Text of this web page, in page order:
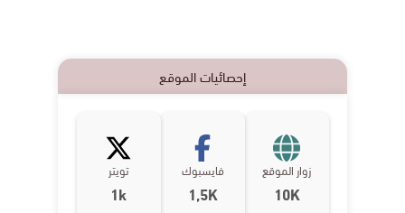
إحصائيات الموقع
زوار الموقع
10K
فايسبوك
1,5K
تويتر
1k